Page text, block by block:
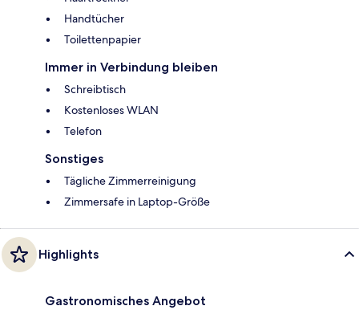
Handtücher
Toilettenpapier
Immer in Verbindung bleiben
Schreibtisch
Kostenloses WLAN
Telefon
Sonstiges
Tägliche Zimmerreinigung
Zimmersafe in Laptop-Größe
Highlights
Gastronomisches Angebot